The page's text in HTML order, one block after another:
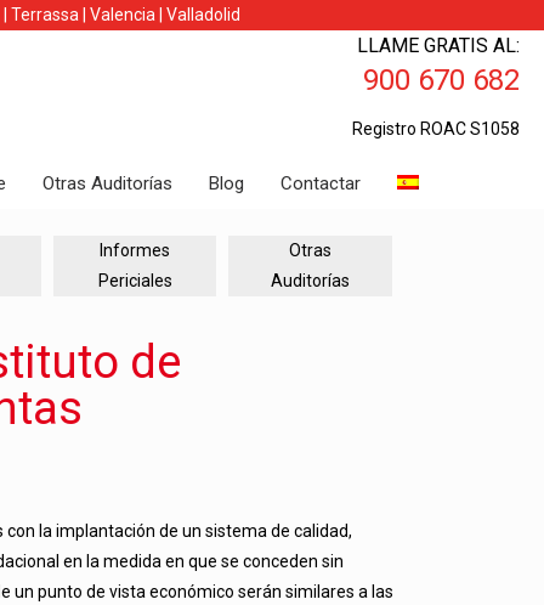
Terrassa Valencia Valladolid
Otras Auditorías Blog Contactar
LLAME GRATIS AL:
900 670 682
Registro ROAC S1058
Informes
Periciales
Otras
Auditorías
de
la implantación de un sistema de calidad,
en la medida en que se conceden sin
un punto de vista económico serán similares a las